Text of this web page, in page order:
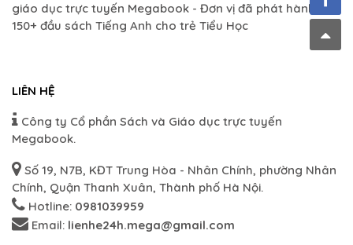
giáo dục trực tuyến Megabook - Đơn vị đã phát hành hơn
150+ đầu sách Tiếng Anh cho trẻ Tiểu Học
LIÊN HỆ
Công ty Cổ phần Sách và Giáo dục trực tuyến
Megabook.
Số 19, N7B, KĐT Trung Hòa - Nhân Chính, phường Nhân
Chính, Quận Thanh Xuân, Thành phố Hà Nội.
Hotline: 0981039959
Email: lienhe24h.mega@gmail.com